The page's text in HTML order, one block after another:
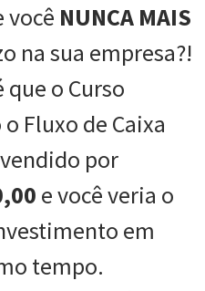
você NUNCA MAIS
na sua empresa?!
que o Curso
Fluxo de Caixa
por
e você veria o
em
tempo.